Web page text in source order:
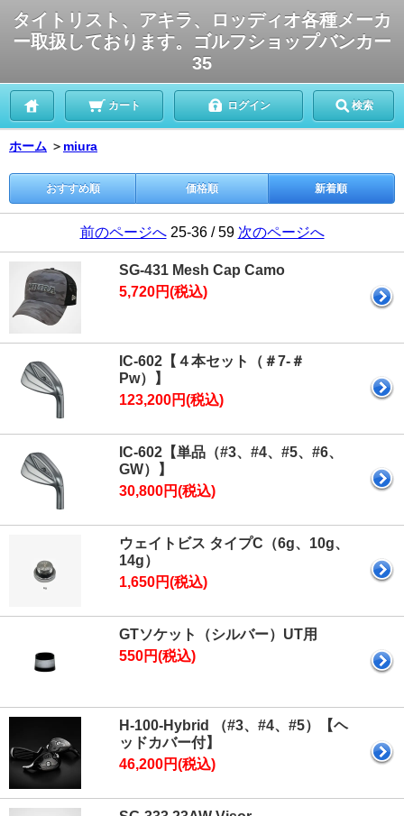
タイトリスト、アキラ、ロッディオ各種メーカ
ー取扱しております。ゴルフショップバンカー
35
カート ログイン 検索
ホーム ＞ miura
おすすめ順 価格順 新着順
前のページへ25-36 / 59 次のページへ
SG-431 Mesh Cap Camo
5,720円(税込)
IC-602【４本セット（＃7-＃
Pw）】
123,200円(税込)
IC-602【単品（#3、#4、#5、#6、
GW）】
30,800円(税込)
ウェイトビス タイプC（6g、10g、
14g）
1,650円(税込)
GTソケット（シルバー）UT用
550円(税込)
H-100-Hybrid （#3、#4、#5）【ヘ
ッドカバー付】
46,200円(税込)